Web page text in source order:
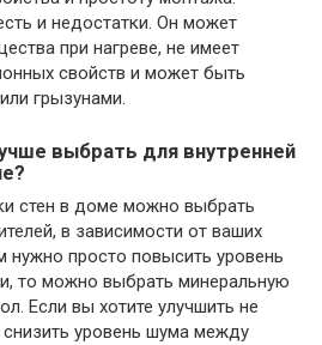
и недостатки. Он может
при нагреве, не имеет
свойств и может быть
грызунами.
выбрать для внутренней
стен в доме можно выбрать
в зависимости от ваших
нужно просто повысить уровень
то можно выбрать минеральную
Если вы хотите улучшить не
снизить уровень шума между